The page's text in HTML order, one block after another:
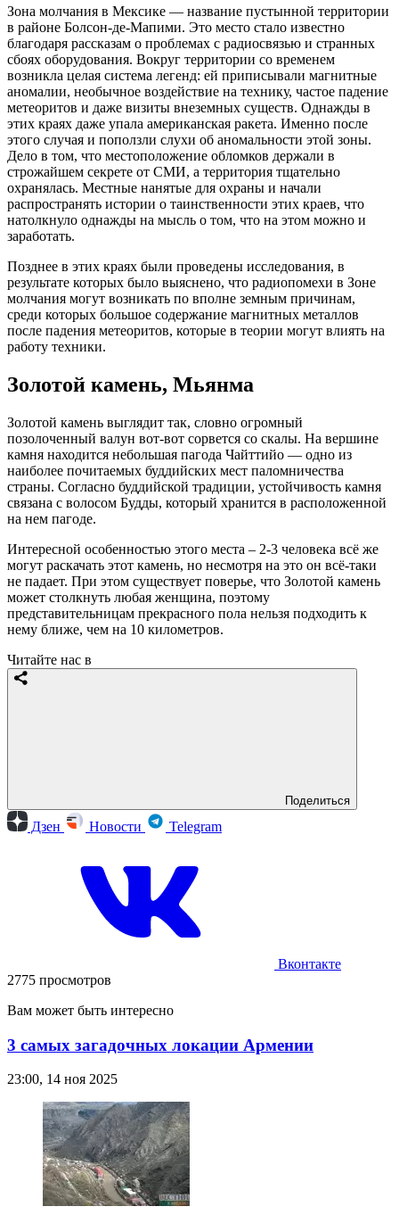
Зона молчания в Мексике — название пустынной территории
в районе Болсон-де-Мапими. Это место стало известно
благодаря рассказам о проблемах с радиосвязью и странных
сбоях оборудования. Вокруг территории со временем
возникла целая система легенд: ей приписывали магнитные
аномалии, необычное воздействие на технику, частое падение
метеоритов и даже визиты внеземных существ. Однажды в
этих краях даже упала американская ракета. Именно после
этого случая и поползли слухи об аномальности этой зоны.
Дело в том, что местоположение обломков держали в
строжайшем секрете от СМИ, а территория тщательно
охранялась. Местные нанятые для охраны и начали
распространять истории о таинственности этих краев, что
натолкнуло однажды на мысль о том, что на этом можно и
заработать.
Позднее в этих краях были проведены исследования, в
результате которых было выяснено, что радиопомехи в Зоне
молчания могут возникать по вполне земным причинам,
среди которых большое содержание магнитных металлов
после падения метеоритов, которые в теории могут влиять на
работу техники.
Золотой камень, Мьянма
Золотой камень выглядит так, словно огромный
позолоченный валун вот-вот сорвется со скалы. На вершине
камня находится небольшая пагода Чайттийо — одно из
наиболее почитаемых буддийских мест паломничества
страны. Согласно буддийской традиции, устойчивость камня
связана с волосом Будды, который хранится в расположенной
на нем пагоде.
Интересной особенностью этого места – 2-3 человека всё же
могут раскачать этот камень, но несмотря на это он всё-таки
не падает. При этом существует поверье, что Золотой камень
может столкнуть любая женщина, поэтому
представительницам прекрасного пола нельзя подходить к
нему ближе, чем на 10 километров.
Читайте нас в
Поделиться
Дзен Новости Telegram
Вконтакте
2775 просмотров
Вам может быть интересно
3 самых загадочных локации Армении
23:00, 14 ноя 2025